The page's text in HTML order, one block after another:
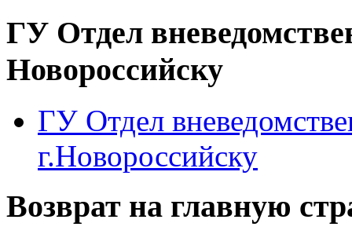
ГУ Отдел
Новороссийску
ГУ Отдел
г.Новороссийску
Возврат на главную